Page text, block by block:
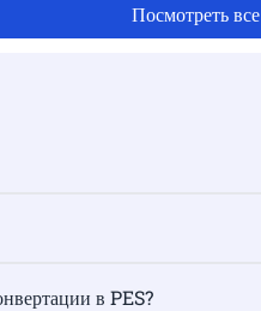
Посмотреть все
в PES?